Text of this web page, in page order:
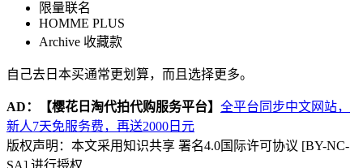
限量联名
HOMME PLUS
Archive 收藏款
自己去日本买通常更划算，而且选择更多。
AD： 【樱花日淘代拍代购服务平台】 全平台同步中文网站，
新人7天免服务费，再送2000日元
版权声明：本文采用知识共享 署名4.0国际许可协议 [BY-NC-